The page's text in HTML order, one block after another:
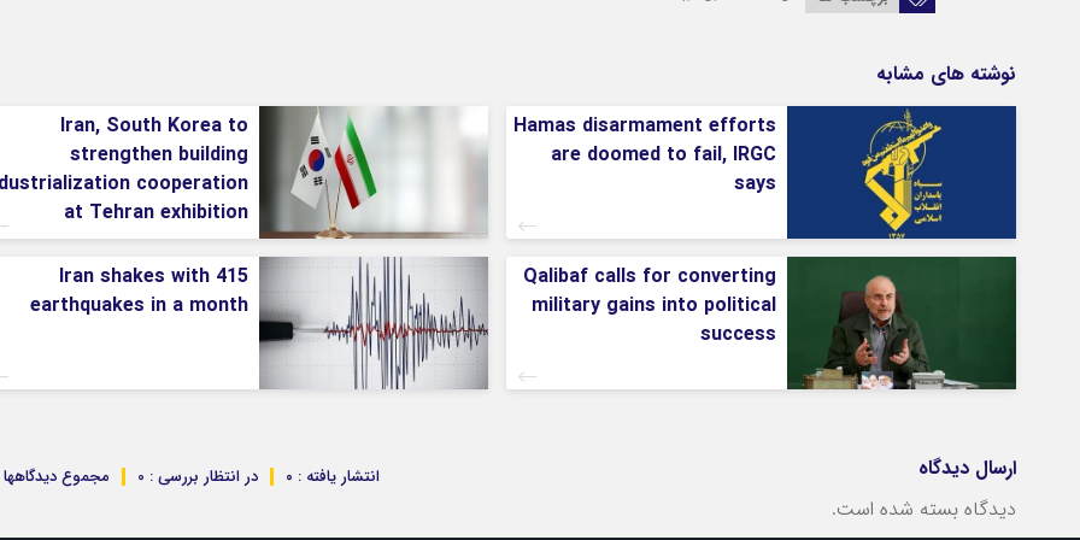
نوشته های مشابه
Hamas disarmament efforts
are doomed to fail, IRGC
says
Iran, South Korea to
strengthen building
cooperation
at Tehran exhibition
Qalibaf calls for converting
military gains into political
success
Iran shakes with 415
earthquakes in a month
ارسال دیدگاه مجموع دیدگاهها در انتظار بررسی : 0 انتشار یافته : ۰
دیدگاه بسته شده است.